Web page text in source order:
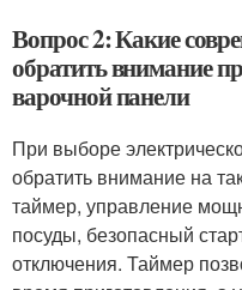
Вопрос 2: Какие
обратить внимание
варочной панели
При выборе
обратить внимание на
таймер, управление
посуды, безопасный
отключения. Таймер